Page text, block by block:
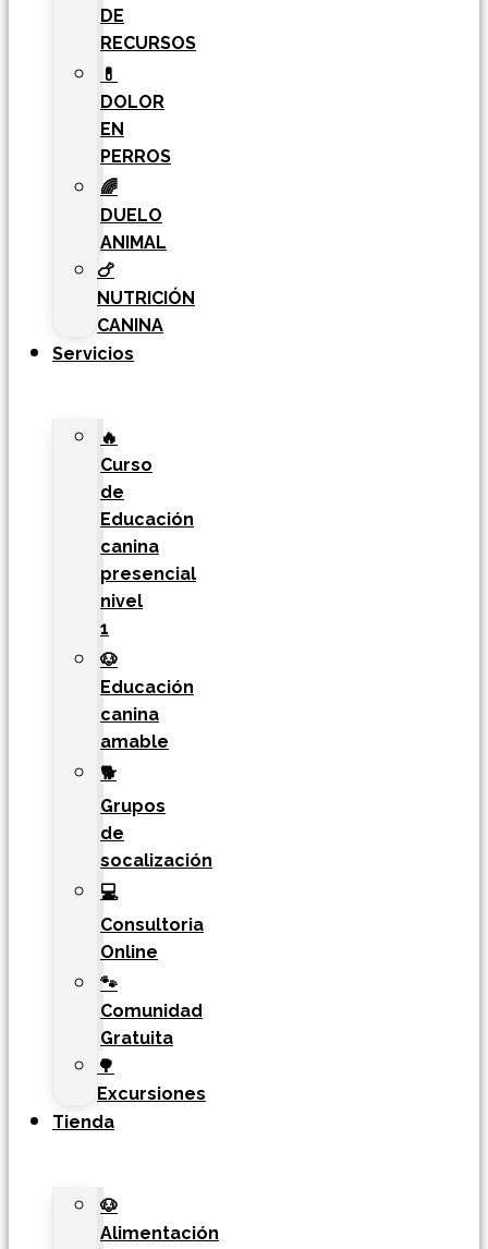
DE
RECURSOS
💊
DOLOR
EN
PERROS
🌈
DUELO
ANIMAL
🍗
NUTRICIÓN
CANINA
Servicios
🔥
Curso
de
Educación
canina
presencial
nivel
1
🐶
Educación
canina
amable
🐕
Grupos
de
socalización
💻
Consultoria
Online
🐾
Comunidad
Gratuita
🌳
Excursiones
Tienda
🐶
Alimentación